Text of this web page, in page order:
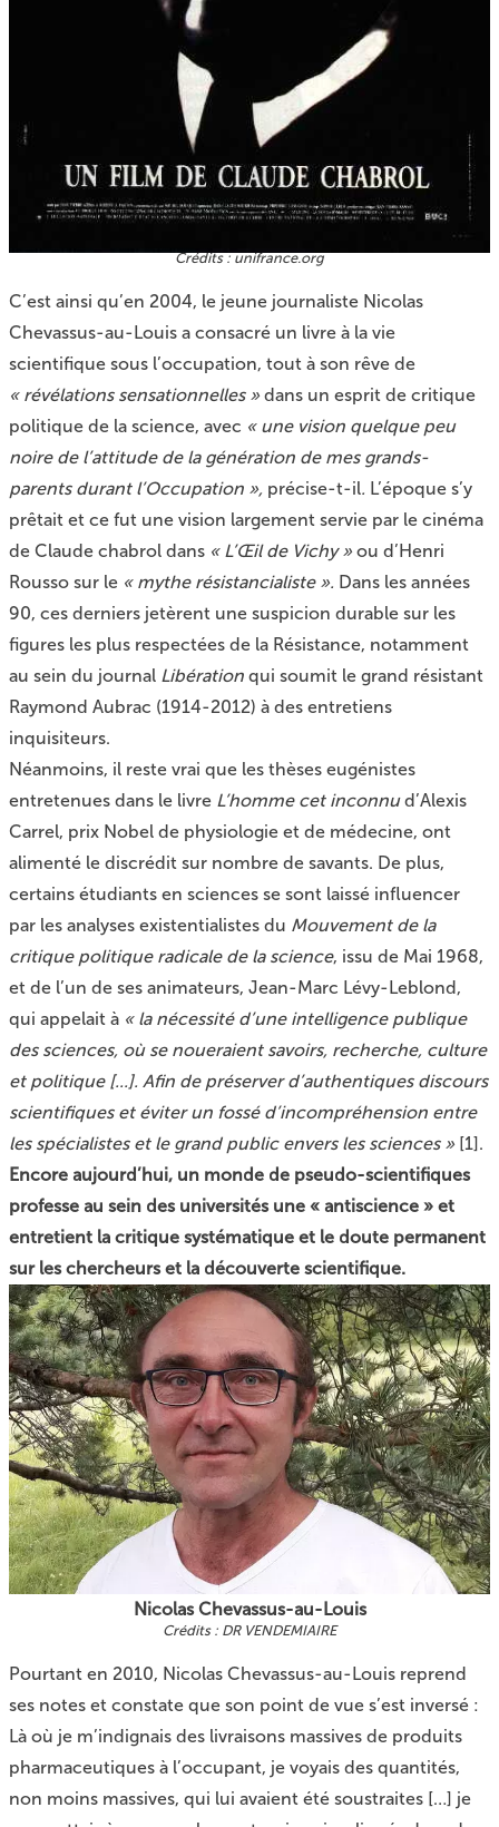
unifrance.org
C’est ainsi qu’en 2004, le jeune journaliste Nicolas
Chevassus-au-Louis a consacré un livre à la vie
scientifique sous l’occupation, tout à son rêve de
« révélations sensationnelles »dans un esprit de critique
politique de la science, avec « une vision quelque peu
noire de l’attitude de la génération de mes grands-
parents durant l’Occupation », précise-t-il. L’époque s’y
prêtait et ce fut une vision largement servie par le cinéma
de Claude chabrol dans « L’Œil de Vichy »ou d’Henri
Rousso sur le « mythe résistancialiste ». Dans les années
90, ces derniers jetèrent une suspicion durable sur les
figures les plus respectées de la Résistance, notamment
au sein du journal Libération qui soumit le grand résistant
Raymond Aubrac (1914-2012) à des entretiens
inquisiteurs.
Néanmoins, il reste vrai que les thèses eugénistes
entretenues dans le livre L’homme cet inconnud’Alexis
Carrel, prix Nobel de physiologie et de médecine, ont
alimenté le discrédit sur nombre de savants. De plus,
certains étudiants en sciences se sont laissé influencer
par les analyses existentialistes du Mouvement de la
critique politique radicale de la science, issu de Mai 1968,
et de l’un de ses animateurs, Jean-Marc Lévy-Leblond,
qui appelait à « la nécessité d’une intelligence publique
des sciences, où se noueraient savoirs, recherche, culture
et politique [...]. Afin de préserver d’authentiques discours
scientifiques et éviter un fossé d’incompréhension entre
les spécialistes et le grand public envers les sciences »[1] .
Encore aujourd’hui, un monde de pseudo-scientifiques
professe au sein des universités une « antiscience » et
entretient la critique systématique et le doute permanent
sur les chercheurs et la découverte scientifique.
Nicolas Chevassus-au-Louis
DR VENDEMIAIRE
Pourtant en 2010, Nicolas Chevassus-au-Louis reprend
ses notes et constate que son point de vue s’est inversé :
Là où je m’indignais des livraisons massives de produits
pharmaceutiques à l’occupant, je voyais des quantités,
non moins massives, qui lui avaient été soustraites […] je